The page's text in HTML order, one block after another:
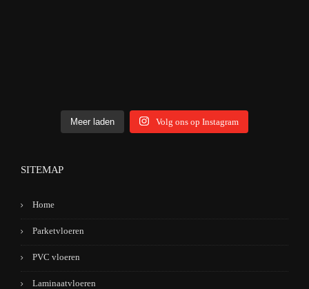
Meer laden Volg ons op Instagram
SITEMAP
Home
Parketvloeren
PVC vloeren
Laminaatvloeren